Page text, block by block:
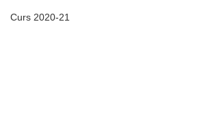
Curs 2020-21